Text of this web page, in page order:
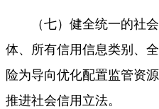
（七）健全统一的社
体、所有信用信息类别、
险为导向优化配置监管资
推进社会信用立法。